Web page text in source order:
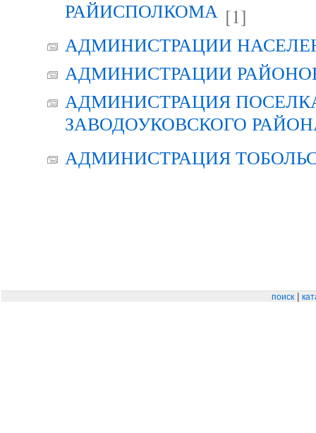
РАЙИСПОЛКОМА [1]
АДМИНИСТРАЦИИ
АДМИНИСТРАЦИИ
АДМИНИСТРАЦИЯ
ЗАВОДОУКОВСКОГО
АДМИНИСТРАЦИЯ
поиск